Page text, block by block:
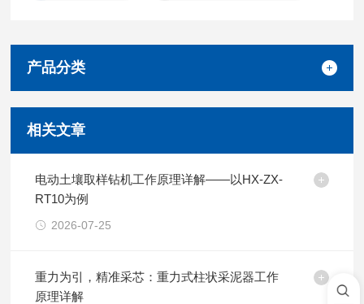
产品分类
相关文章
电动土壤取样钻机工作原理详解——以HX-ZX-
RT10为例
2026-07-25
重力为引，精准采芯：重力式柱状采泥器工作
原理详解